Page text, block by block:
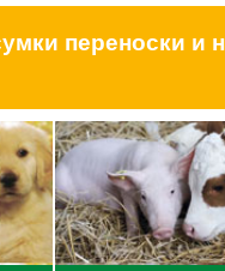
переноски и